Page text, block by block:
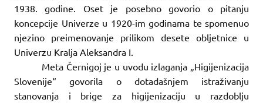
1938. godine. Oset je posebno govorio o pitanju
koncepcije Univerze u 1920-im godinama te spomenuo
njezino preimenovanje prilikom desete obljetnice u
Univerzu Kralja Aleksandra I.
Meta Černigoj je u uvodu izlaganja „Higijenizacija
Slovenije“ govorila o dotadašnjem istraživanju
stanovanja i brige za higijenizaciju u razdoblju